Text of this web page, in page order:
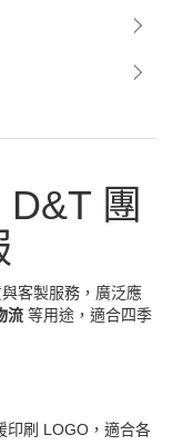
團
客製服務，廣泛應
流 等用途，適合四季
印刷 LOGO，適合各